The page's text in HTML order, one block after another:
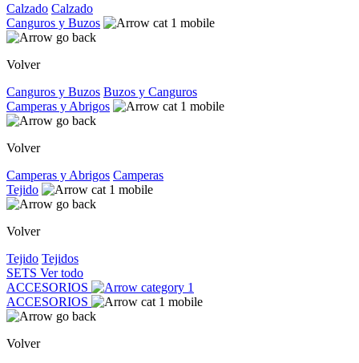
Calzado Calzado
Canguros y Buzos
Volver
Canguros y Buzos Buzos y Canguros
Camperas y Abrigos
Volver
Camperas y Abrigos Camperas
Tejido
Volver
Tejido Tejidos
SETS Ver todo
ACCESORIOS
ACCESORIOS
Volver